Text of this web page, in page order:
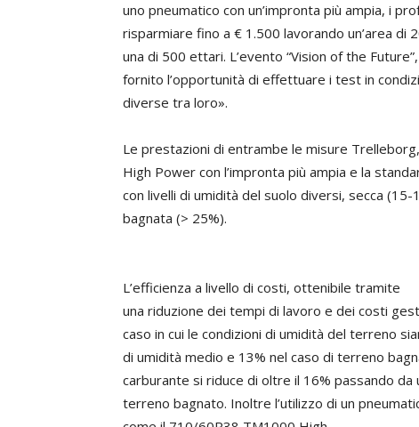
uno pneumatico con un’impronta più ampia, i
risparmiare fino a € 1.500 lavorando un’area di
una di 500 ettari. L’evento “Vision of the
fornito l’opportunità di effettuare i test in
diverse tra loro».
Le prestazioni di entrambe le misure
High Power con l’impronta più ampia e la
con livelli di umidità del suolo diversi, secca
bagnata (> 25%).
L’efficienza a livello di costi, ottenibile tramite
una riduzione dei tempi di lavoro e dei costi
caso in cui le condizioni di umidità del terreno
di umidità medio e 13% nel caso di terreno
carburante si riduce di oltre il 16% passando
terreno bagnato. Inoltre l’utilizzo di un